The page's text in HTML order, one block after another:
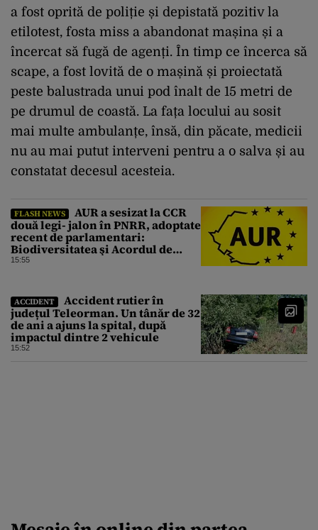
a fost oprită de poliție și depistată pozitiv la
etilotest, fosta miss a abandonat mașina și a
încercat să fugă de agenți. În timp ce încerca să
scape, a fost lovită de o mașină și proiectată
peste balustrada unui pod înalt de 15 metri de
pe drumul de coastă. La fața locului au sosit
mai multe ambulanțe, însă, din păcate, medicii
nu au mai putut interveni pentru a o salva și au
constatat decesul acesteia.
FLASH NEWS
AUR a sesizat la CCR
două legi- jalon în PNRR, adoptate
recent de parlamentari:
Biodiversitatea şi Acordul de
împrumut cu BIRD
15:55
ACCIDENT
Accident rutier în
județul Teleorman. Un tânăr de 32
de ani a ajuns la spital, după
impactul dintre 2 vehicule
15:52